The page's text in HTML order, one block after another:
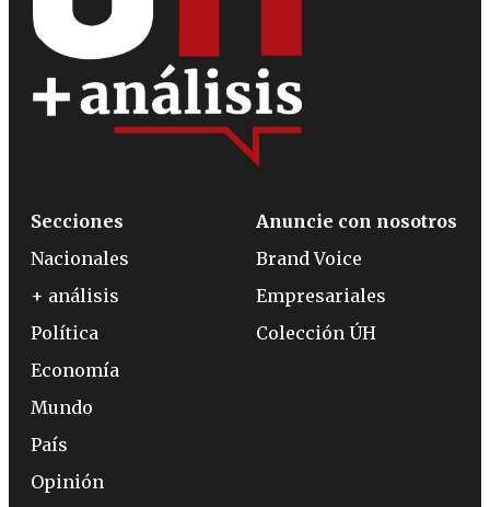
Secciones
Nacionales
+ análisis
Política
Economía
Mundo
País
Opinión
Anuncie con nosotros
Brand Voice
Empresariales
Colección ÚH